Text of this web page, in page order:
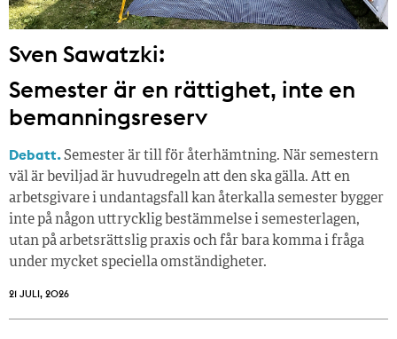
Sven Sawatzki:
Semester är en rättighet, inte en
bemanningsreserv
Debatt.Semester är till för återhämtning. När semestern
väl är beviljad är huvudregeln att den ska gälla. Att en
arbetsgivare i undantagsfall kan återkalla semester bygger
inte på någon uttrycklig bestämmelse i semesterlagen,
utan på arbetsrättslig praxis och får bara komma i fråga
under mycket speciella omständigheter.
21 JULI, 2026